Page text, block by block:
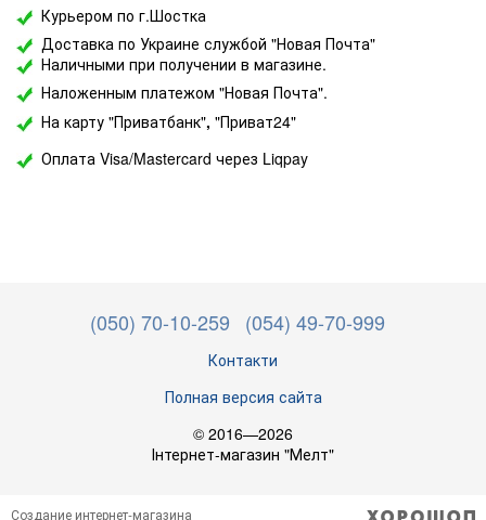
Курьером по г.Шостка
Доставка по Украине службой "Новая Почта"
Наличными при получении в магазине.
Наложенным платежом "Новая Почта".
На карту "Приватбанк", "Приват24"
Оплата Visa/Mastercard через Liqpay
(050) 70-10-259 (054) 49-70-999
Контакти
Полная версия сайта
© 2016—2026
Інтернет-магазин "Мелт"
Создание интернет-магазина